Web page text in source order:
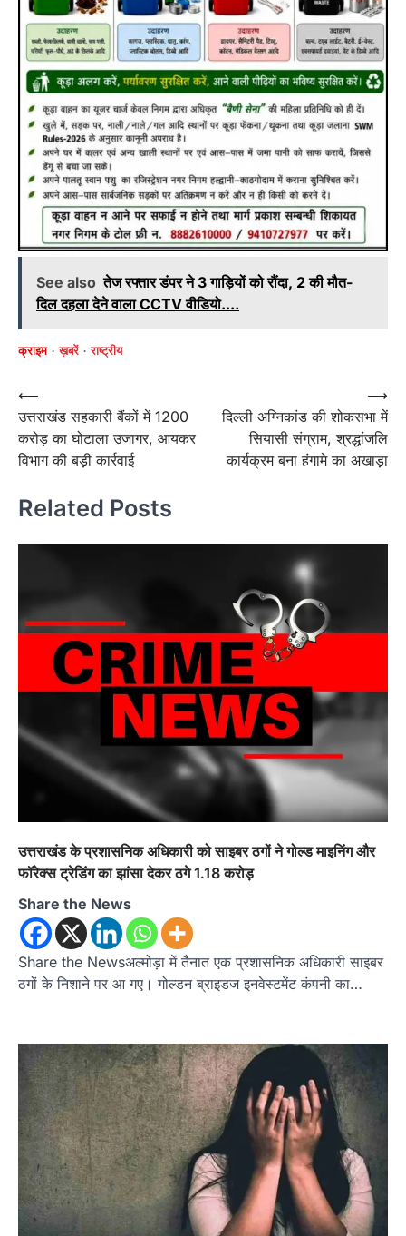
See also तेज रफ्तार डंपर ने 3 गाड़ियों को रौंदा, 2 की मौत-
दिल दहला देने वाला CCTV वीडियो....
क्राइम ख़बरें राष्ट्रीय
Post
navigation
⟵
उत्तराखंड सहकारी बैंकों में 1200
करोड़ का घोटाला उजागर, आयकर
विभाग की बड़ी कार्रवाई
दिल्ली अग्निकांड की शोकसभा में
सियासी संग्राम, श्रद्धांजलि
कार्यक्रम बना हंगामे का अखाड़ा
⟶
Related Posts
उत्तराखंड के प्रशासनिक अधिकारी को साइबर ठगों ने गोल्ड माइनिंग और
फॉरेक्स ट्रेडिंग का झांसा देकर ठगे 1.18 करोड़
Share the News
Share the Newsअल्मोड़ा में तैनात एक प्रशासनिक अधिकारी साइबर
ठगों के निशाने पर आ गए। गोल्डन ब्राइडज इनवेस्टमेंट कंपनी का…
अल्मोड़ा उत्तराखण्ड कुमाऊं ख़बरें
रानीखेत में शिक्षा-स्वास्थ्य व्यवस्था पर फूटा
कांग्रेस का गुस्सा, मंत्री और सरकार का पुतला
फूंका
Admin August 6, 2026
भतरोजखान में कांग्रेस का प्रदर्शन, स्वास्थ्य मंत्री व शिक्षा
मंत्री का फूंका पुतला 'विद्यालयों में…